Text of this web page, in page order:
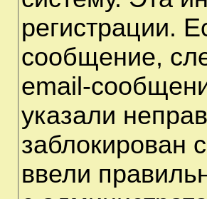
регистрации.
сообщение,
email-
указали
заблокирован
ввели